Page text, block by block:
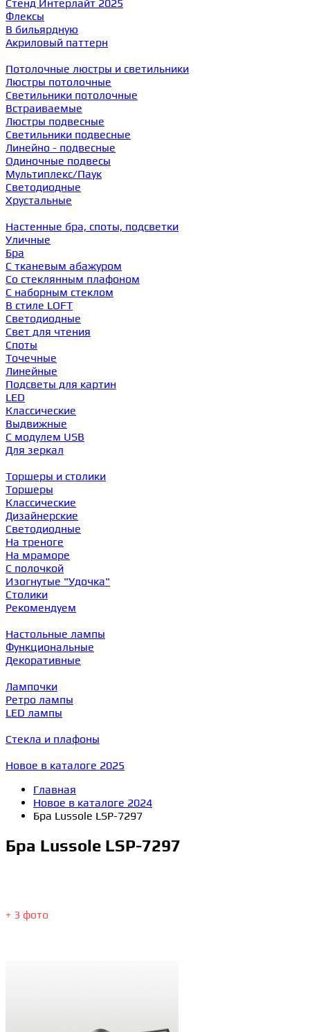
Стенд Интерлайт 2025
Флексы
В бильярдную
Акриловый паттерн
Потолочные люстры и светильники
Люстры потолочные
Светильники потолочные
Встраиваемые
Люстры подвесные
Светильники подвесные
Линейно - подвесные
Одиночные подвесы
Мультиплекс/Паук
Светодиодные
Хрустальные
Настенные бра, споты, подсветки
Уличные
Бра
С тканевым абажуром
Со стеклянным плафоном
С наборным стеклом
В стиле LOFT
Светодиодные
Свет для чтения
Споты
Точечные
Линейные
Подсветы для картин
LED
Классические
Выдвижные
С модулем USB
Для зеркал
Торшеры и столики
Торшеры
Классические
Дизайнерские
Светодиодные
На треноге
На мраморе
С полочкой
Изогнутые "Удочка"
Столики
Рекомендуем
Настольные лампы
Функциональные
Декоративные
Лампочки
Ретро лампы
LED лампы
Стекла и плафоны
Новое в каталоге 2025
Главная
Новое в каталоге 2024
Бра Lussole LSP-7297
Бра Lussole LSP-7297
+ 3 фото